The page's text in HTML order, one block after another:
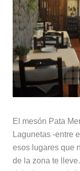
El mesón Pata
Lagunetas -entre
esos lugares que
de la zona te